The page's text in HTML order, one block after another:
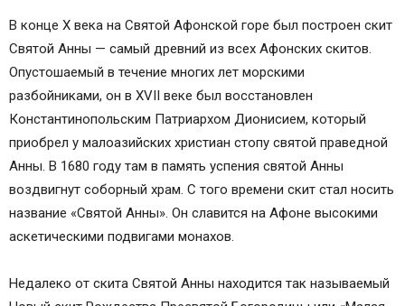
В конце X века на Святой Афонской горе был построен скит
Святой Анны — самый древний из всех Афонских скитов.
Опустошаемый в течение многих лет морскими
разбойниками, он в XVII веке был восстановлен
Константинопольским Патриархом Дионисием, который
приобрел у малоазийских христиан стопу святой праведной
Анны. В 1680 году там в память успения святой Анны
воздвигнут соборный храм. С того времени скит стал носить
название «Святой Анны». Он славится на Афоне высокими
аскетическими подвигами монахов.
Недалеко от скита Святой Анны находится так называемый